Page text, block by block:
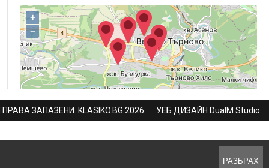
+
−
ЗАПАЗЕНИ. KLASIKO.BG 2026 УЕБ ДИЗАЙН DualM Studio
РАЗБРАХ